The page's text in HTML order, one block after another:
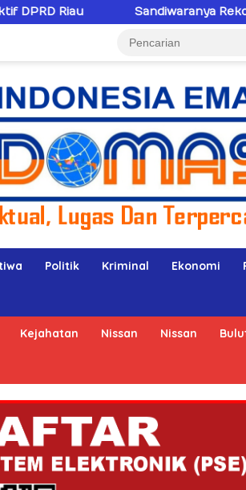
Rekonsiliasi Hotman
Politik Kriminal Ekonomi
Kejahatan Nissan Nissan